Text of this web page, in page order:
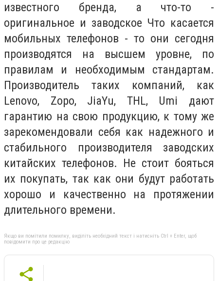
известного бренда, а что-то -
оригинальное и заводское Что касается
мобильных телефонов - то они сегодня
производятся на высшем уровне, по
правилам и необходимым стандартам.
Производитель таких компаний, как
Lenovo, Zopo, JiaYu, THL, Umi дают
гарантию на свою продукцию, к тому же
зарекомендовали себя как надежного и
стабильного производителя заводских
китайских телефонов. Не стоит бояться
их покупать, так как они будут работать
хорошо и качественно на протяжении
длительного времени.
Якщо ви помітили помилку, виділіть необхідний текст і натисніть Ctrl + Enter, щоб
повідомити про це редакцію